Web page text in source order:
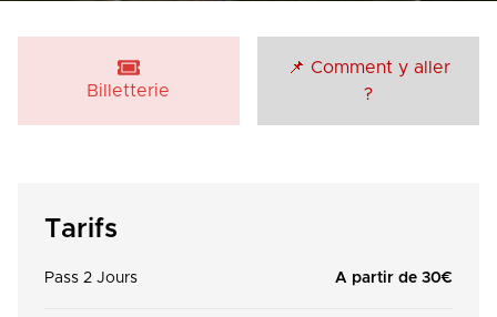
Billetterie
📌 Comment y aller
?
Tarifs
Pass 2 Jours A partir de 30€